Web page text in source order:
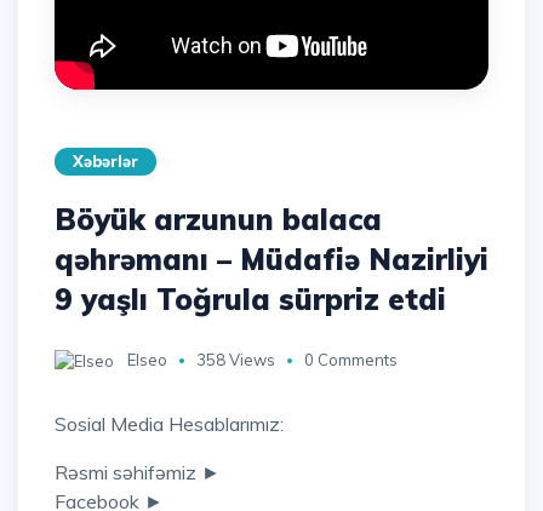
Xəbərlər
Böyük arzunun balaca
qəhrəmanı – Müdafiə Nazirliyi
9 yaşlı Toğrula sürpriz etdi
Elseo 358 Views 0 Comments
Sosial Media Hesablarımız:
Rəsmi səhifəmiz ►
Facebook ►